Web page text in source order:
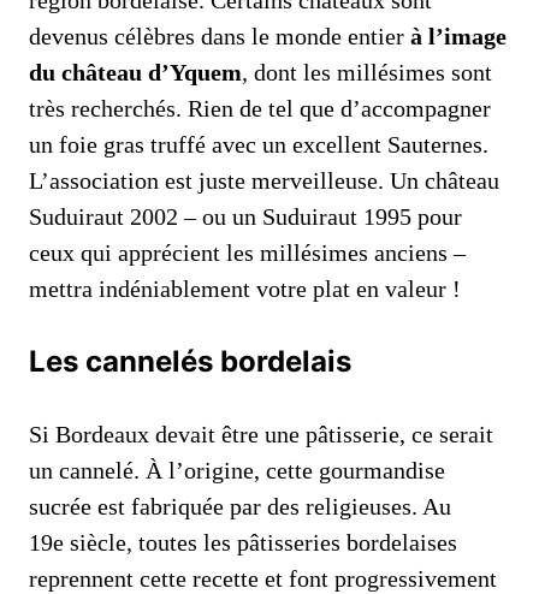
devenus célèbres dans le monde entier à l’image
du château d’Yquem, dont les millésimes sont
très recherchés. Rien de tel que d’accompagner
un foie gras truffé avec un excellent Sauternes.
L’association est juste merveilleuse. Un château
Suduiraut 2002 – ou un Suduiraut 1995 pour
ceux qui apprécient les millésimes anciens –
mettra indéniablement votre plat en valeur !
Les cannelés bordelais
Si Bordeaux devait être une pâtisserie, ce serait
un cannelé. À l’origine, cette gourmandise
sucrée est fabriquée par des religieuses. Au
19e siècle, toutes les pâtisseries bordelaises
reprennent cette recette et font progressivement